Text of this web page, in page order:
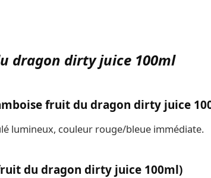
dragon dirty juice 100ml
fruit du dragon dirty juice
lumineux, couleur rouge/bleue immédiate.
du dragon dirty juice 100ml)